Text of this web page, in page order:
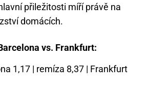
přiležitosti míří právě na
domácích.
vs. Frankfurt:
1,17 | remíza 8,37 | Frankfurt